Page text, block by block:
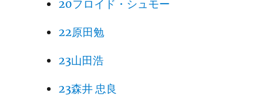
20フロイド・シュモー
22原田勉
23山田浩
23森井 忠良